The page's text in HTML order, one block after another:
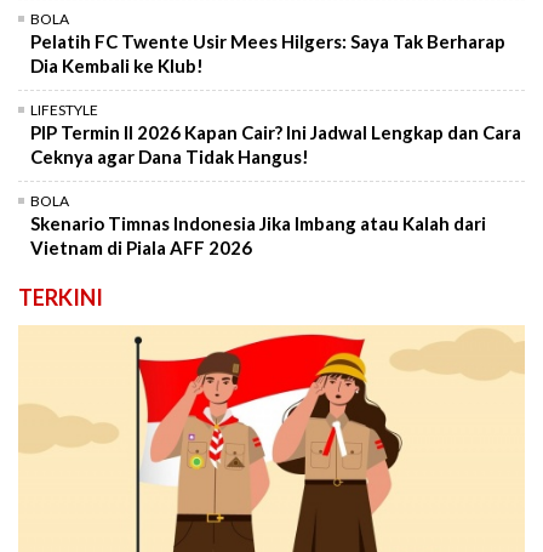
BOLA
Pelatih FC Twente Usir Mees Hilgers: Saya Tak Berharap
Dia Kembali ke Klub!
LIFESTYLE
PIP Termin II 2026 Kapan Cair? Ini Jadwal Lengkap dan Cara
Ceknya agar Dana Tidak Hangus!
BOLA
Skenario Timnas Indonesia Jika Imbang atau Kalah dari
Vietnam di Piala AFF 2026
TERKINI